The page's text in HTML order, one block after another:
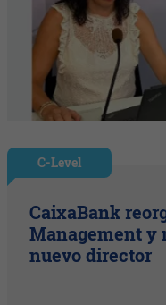
C-Level
CaixaBank
Management y
nuevo director